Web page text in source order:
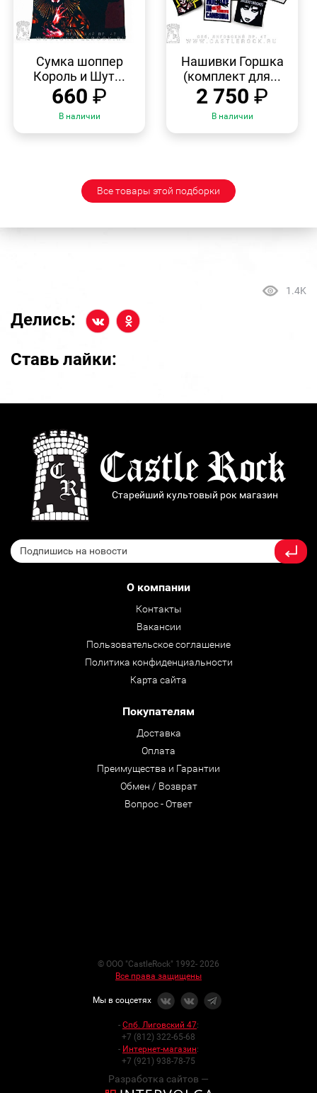
ПРОСМОТР
Сумка шоппер
Король и Шут...
660 ₽
В наличии
ПРОСМОТР
Нашивки Горшка
(комплект для...
2 750 ₽
В наличии
Все товары этой подборки
1.4K
Делись:
Ставь лайки:
Старейший культовый рок магазин
О компании
Контакты
Вакансии
Пользовательское соглашение
Политика конфиденциальности
Карта сайта
Покупателям
Доставка
Оплата
Преимущества и Гарантии
Обмен / Возврат
Вопрос - Ответ
© ООО "CastleRock" 1992- 2026
Все права защищены
Мы в соцсетях
- Спб. Лиговский 47:
+7 (812) 322-65-68
- Интернет-магазин:
+7 (921) 938-78-75
Разработка сайтов —